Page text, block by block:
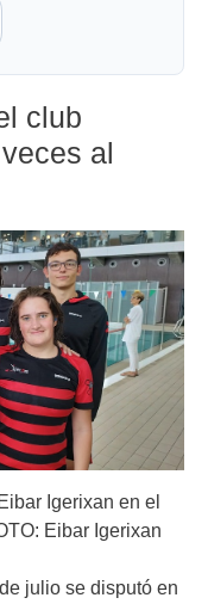
club
al
Igerixan en el
Eibar Igerixan
julio se disputó en